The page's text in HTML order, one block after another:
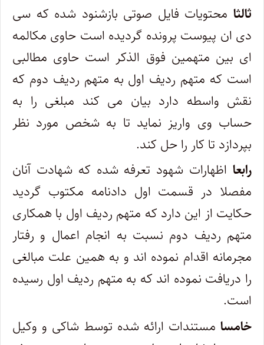
ثالثا محتویات فایل صوتی بازشنود شده که سی
دی ان پیوست پرونده گردیده است حاوی مکالمه
ای بین متهمین فوق الذکر است حاوی مطالبی
است که متهم ردیف اول به متهم ردیف دوم که
نقش واسطه دارد بیان می کند مبلغی را به
حساب وی واریز نماید تا به شخص مورد نظر
بپردازد تا کار را حل کند.
رابعا اظهارات شهود تعرفه شده که شهادت آنان
مفصلا در قسمت اول دادنامه مکتوب گردید
حکایت از این دارد که متهم ردیف اول با همکاری
متهم ردیف دوم نسبت به انجام اعمال و رفتار
مجرمانه اقدام نموده اند و به همین علت مبالغی
را دریافت نموده اند که به متهم ردیف اول رسیده
است.
خامسا مستندات ارائه شده توسط شاکی و وکیل